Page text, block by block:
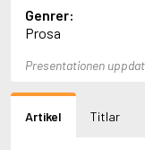
Adelborg, Ottilia
Adichie,
Adler-Olsen, Jussi
Adlerbeth, Gudmund
Adnan, Etel
Genrer:
Prosa
Presentationen
Artikel Titlar